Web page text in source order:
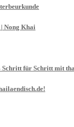
Nong Khai
Schritt für Schritt mit